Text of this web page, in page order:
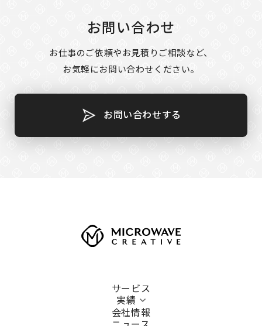
お問い合わせ
お仕事のご依頼やお見積りご相談など、
お気軽にお問い合わせください。
お問い合わせする
サービス
実績
会社情報